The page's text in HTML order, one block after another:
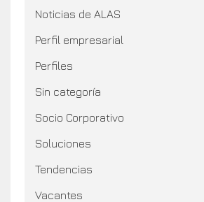
Noticias de ALAS
Perfil empresarial
Perfiles
Sin categoría
Socio Corporativo
Soluciones
Tendencias
Vacantes